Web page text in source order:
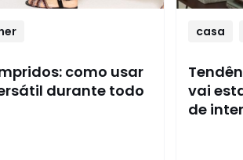
como usar
durante todo
casa
vai
de